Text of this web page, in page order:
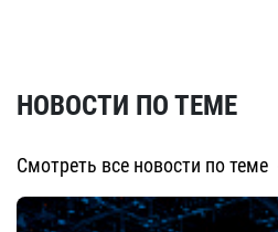
НОВОСТИ ПО ТЕМЕ
Смотреть все новости по теме